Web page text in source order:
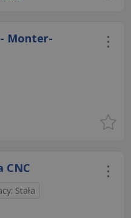
Monter-
Stała